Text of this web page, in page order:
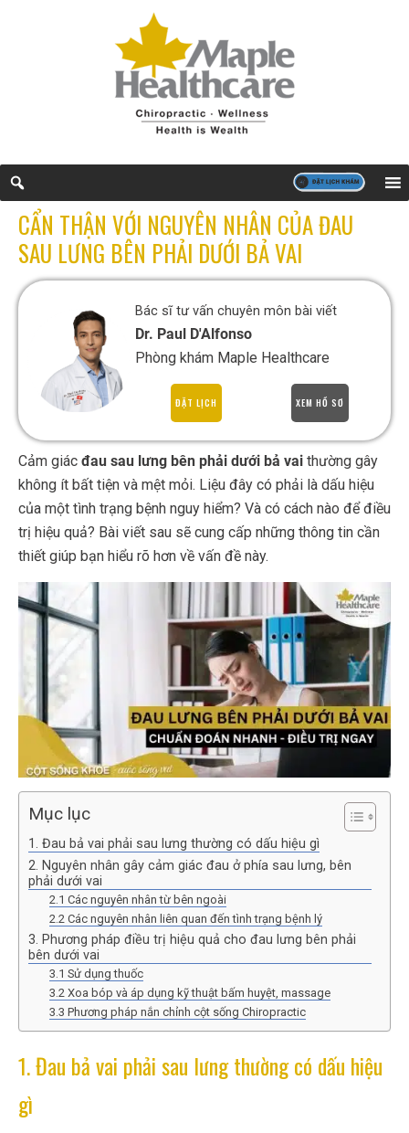
CẨN THẬN VỚI NGUYÊN NHÂN CỦA ĐAU
SAU LƯNG BÊN PHẢI DƯỚI BẢ VAI
Bác sĩ tư vấn chuyên môn bài viết
Dr. Paul D'Alfonso
Phòng khám Maple Healthcare
ĐẶT LỊCH XEM HỒ SƠ
Cảm giác đau sau lưng bên phải dưới bả vai thường gây
không ít bất tiện và mệt mỏi. Liệu đây có phải là dấu hiệu
của một tình trạng bệnh nguy hiểm? Và có cách nào để điều
trị hiệu quả? Bài viết sau sẽ cung cấp những thông tin cần
thiết giúp bạn hiểu rõ hơn về vấn đề này.
Mục lục
1. Đau bả vai phải sau lưng thường có dấu hiệu gì
2. Nguyên nhân gây cảm giác đau ở phía sau lưng, bên
phải dưới vai
2.1 Các nguyên nhân từ bên ngoài
2.2 Các nguyên nhân liên quan đến tình trạng bệnh lý
3. Phương pháp điều trị hiệu quả cho đau lưng bên phải
bên dưới vai
3.1 Sử dụng thuốc
3.2 Xoa bóp và áp dụng kỹ thuật bấm huyệt, massage
3.3 Phương pháp nắn chỉnh cột sống Chiropractic
1. Đau bả vai phải sau lưng thường có dấu hiệu
gì